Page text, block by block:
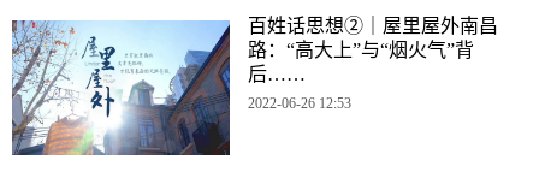
百姓话思想②｜屋里屋外南昌
路：“高大上”与“烟火气”背
后……
2022-06-26 12:53